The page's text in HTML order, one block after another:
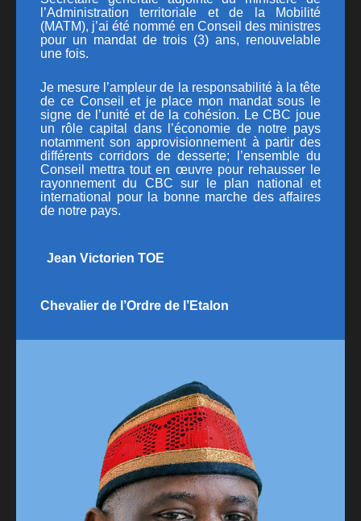
PUBLICATIONS
CONTACT
l’Administration territoriale et de la Mobilité
(MATM), j’ai été nommé en Conseil des ministres
pour un mandat de trois (3) ans, renouvelable
une fois.
Je mesure l’ampleur de la responsabilité à la tête
de ce Conseil et je place mon mandat sous le
signe de l’unité et de la cohésion. Le CBC joue
un rôle capital dans l’économie de notre pays
notamment son approvisionnement à partir des
différents corridors de desserte; l’ensemble du
Conseil mettra tout en œuvre pour rehausser le
rayonnement du CBC sur le plan national et
international pour la bonne marche des affaires
de notre pays.
Jean Victorien TOE
Chevalier de l’Ordre de l’Etalon